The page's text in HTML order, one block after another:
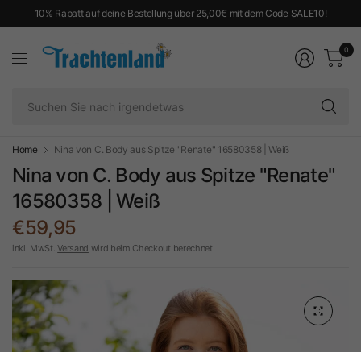
10% Rabatt auf deine Bestellung über 25,00€ mit dem Code SALE10!
0
Home Nina von C. Body aus Spitze "Renate" 16580358 | Weiß
Nina von C. Body aus Spitze "Renate"
16580358 | Weiß
€59,95
inkl. MwSt.Versand wird beim Checkout berechnet